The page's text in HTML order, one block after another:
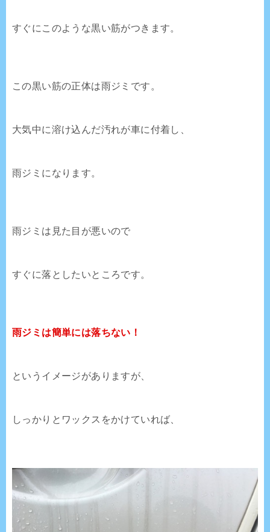
すぐにこのような黒い筋がつきます。
この黒い筋の正体は雨ジミです。
大気中に溶け込んだ汚れが車に付着し、
雨ジミになります。
雨ジミは見た目が悪いので
すぐに落としたいところです。
雨ジミは簡単には落ちない！
というイメージがありますが、
しっかりとワックスをかけていれば、